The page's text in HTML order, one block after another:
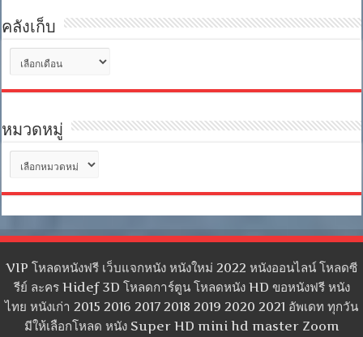
คลังเก็บ
คลัง
เก็บ
หมวดหมู่
หมวด
หมู่
VIP โหลดหนังฟรี เว็บแจกหนัง หนังใหม่ 2022 หนังออนไลน์ โหลดซี
รีย์ ละคร Hidef 3D โหลดการ์ตูน โหลดหนัง HD ขอหนังฟรี หนัง
ไทย หนังเก่า 2015 2016 2017 2018 2019 2020 2021 อัพเดท ทุกวัน
มีให้เลือกโหลด หนัง Super HD mini hd master Zoom